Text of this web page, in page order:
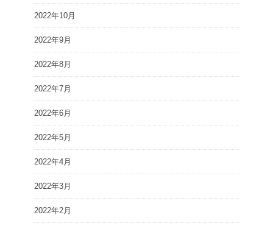
2022年10月
2022年9月
2022年8月
2022年7月
2022年6月
2022年5月
2022年4月
2022年3月
2022年2月